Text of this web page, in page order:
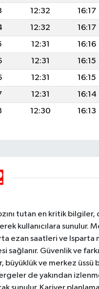
12:32 16:17
12:32 16:17
12:31 16:16
12:31 16:15
12:31 16:15
12:31 16:14
12:30 16:13
tutan en kritik
kullanıcılara sunulur.
ezan saatleri ve
Güvenlik ve
ve merkez üssü
de yakından